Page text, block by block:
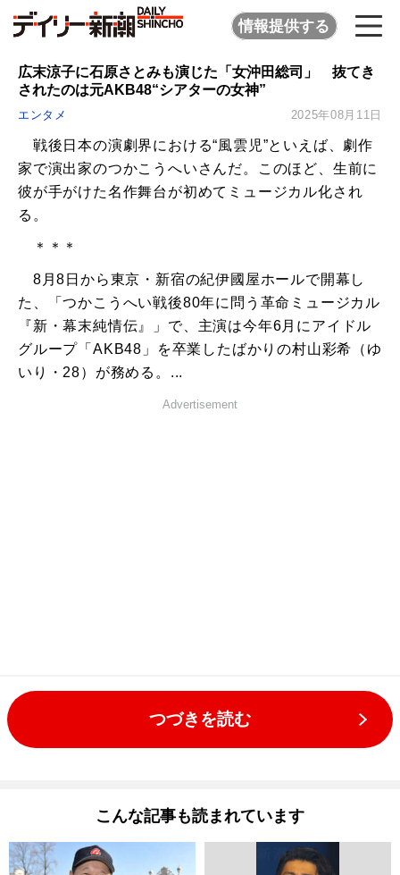
情報提供する
広末涼子に石原さとみも演じた「女沖田総司」 抜てき
されたのは元AKB48“シアターの女神”
エンタメ 2025年08月11日
戦後日本の演劇界における“風雲児”といえば、劇作
家で演出家のつかこうへいさんだ。このほど、生前に
彼が手がけた名作舞台が初めてミュージカル化され
る。
＊＊＊
8月8日から東京・新宿の紀伊國屋ホールで開幕し
た、「つかこうへい戦後80年に問う革命ミュージカル
『新・幕末純情伝』」で、主演は今年6月にアイドル
グループ「AKB48」を卒業したばかりの村山彩希（ゆ
いり・28）が務める。...
Advertisement
つづきを読む
こんな記事も読まれています